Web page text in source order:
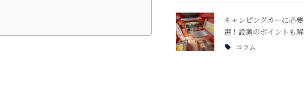
キャンピングカーに必
選！設置のポイントも
コラム